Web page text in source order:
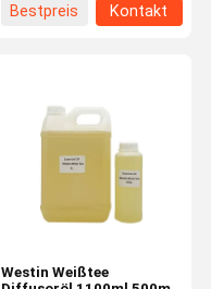
Bestpreis Kontakt
Westin Weißtee